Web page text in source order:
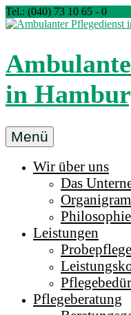
Zum
Inhalt
Tel.: (040) 73 10 65 - 0
in
Ambulanter
Pflegedienst
medicur
Billstedt
Hamburg
Menü
Wir über uns
Das
Philosophie
Leistungen
Probepflege
Pflegeberatung